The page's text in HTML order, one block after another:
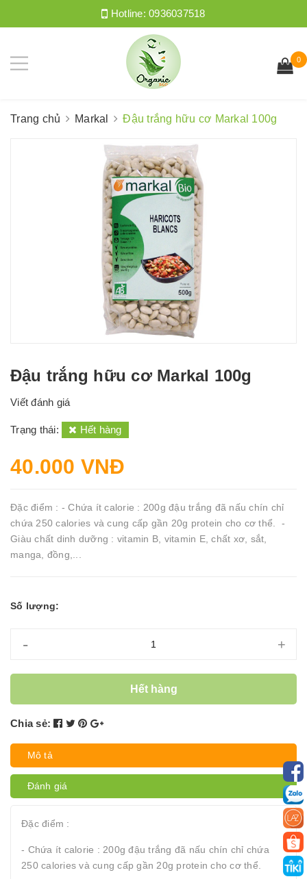
Hotline:0936037518
0
Trang chủ Markal Đậu trắng hữu cơ Markal 100g
Đậu trắng hữu cơ Markal 100g
Viết đánh giá
Trạng thái: Hết hàng
40.000 VNĐ
Đặc điểm : - Chứa ít calorie : 200g đậu trắng đã nấu chín chỉ
chứa 250 calories và cung cấp gần 20g protein cho cơ thể. -
Giàu chất dinh dưỡng : vitamin B, vitamin E, chất xơ, sắt,
manga, đồng,...
Số lượng:
- +
Hết hàng
Chia sẻ:
Mô tả
Đánh giá
Đặc điểm :
- Chứa ít calorie : 200g đậu trắng đã nấu chín chỉ chứa
250 calories và cung cấp gần 20g protein cho cơ thể.